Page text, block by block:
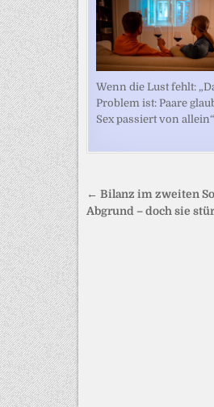
Wenn die Lust fehlt:
Problem ist: Paare
Sex passiert von allein“
← Bilanz im zweiten
Abgrund – doch sie